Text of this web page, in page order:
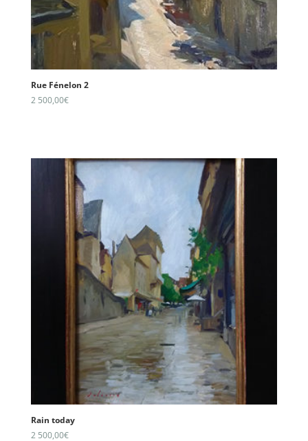
Rue Fénelon 2
2 500,00€
Rain today
2 500,00€